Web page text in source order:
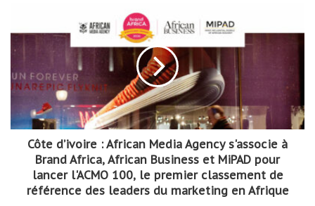
Côte d’ivoire : African Media Agency s'associe à
Brand Africa, African Business et MiPAD pour
lancer l'ACMO 100, le premier classement de
référence des leaders du marketing en Afrique